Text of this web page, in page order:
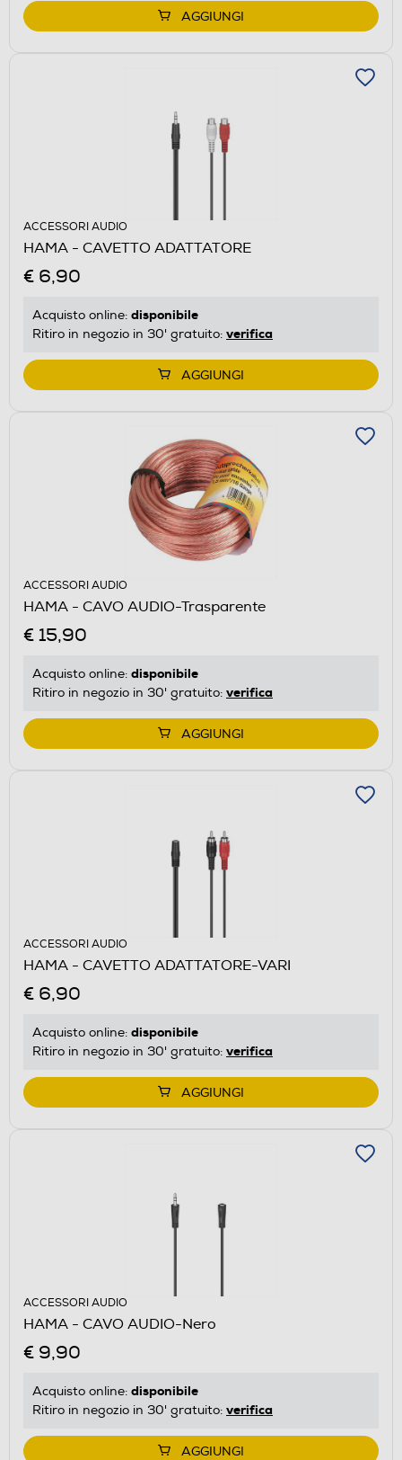
AGGIUNGI
ACCESSORI AUDIO
HAMA - CAVETTO ADATTATORE
€ 6,90
Acquisto online: disponibile
Ritiro in negozio in 30' gratuito: verifica
AGGIUNGI
ACCESSORI AUDIO
HAMA - CAVO AUDIO-Trasparente
€ 15,90
Acquisto online: disponibile
Ritiro in negozio in 30' gratuito: verifica
AGGIUNGI
ACCESSORI AUDIO
HAMA - CAVETTO ADATTATORE-VARI
€ 6,90
Acquisto online: disponibile
Ritiro in negozio in 30' gratuito: verifica
AGGIUNGI
ACCESSORI AUDIO
HAMA - CAVO AUDIO-Nero
€ 9,90
Acquisto online: disponibile
Ritiro in negozio in 30' gratuito: verifica
AGGIUNGI